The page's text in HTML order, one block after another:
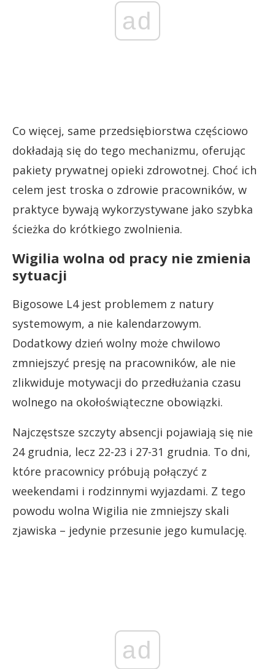
ad
Co więcej, same przedsiębiorstwa częściowo
dokładają się do tego mechanizmu, oferując
pakiety prywatnej opieki zdrowotnej. Choć ich
celem jest troska o zdrowie pracowników, w
praktyce bywają wykorzystywane jako szybka
ścieżka do krótkiego zwolnienia.
Wigilia wolna od pracy nie zmienia
sytuacji
Bigosowe L4 jest problemem z natury
systemowym, a nie kalendarzowym.
Dodatkowy dzień wolny może chwilowo
zmniejszyć presję na pracowników, ale nie
zlikwiduje motywacji do przedłużania czasu
wolnego na okołoświąteczne obowiązki.
Najczęstsze szczyty absencji pojawiają się nie
24 grudnia, lecz 22-23 i 27-31 grudnia. To dni,
które pracownicy próbują połączyć z
weekendami i rodzinnymi wyjazdami. Z tego
powodu wolna Wigilia nie zmniejszy skali
zjawiska – jedynie przesunie jego kumulację.
ad